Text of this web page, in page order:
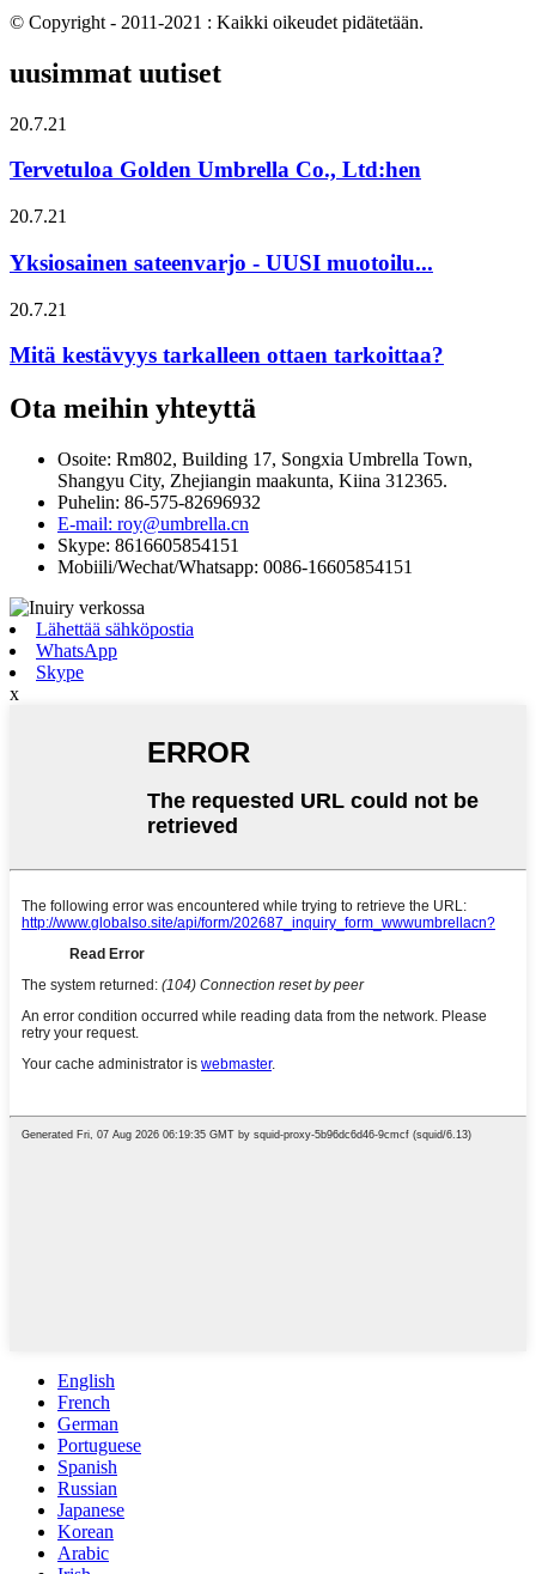
© Copyright - 2011-2021 : Kaikki oikeudet pidätetään.
uusimmat uutiset
20.7.21
Tervetuloa Golden Umbrella Co., Ltd:hen
20.7.21
Yksiosainen sateenvarjo - UUSI muotoilu...
20.7.21
Mitä kestävyys tarkalleen ottaen tarkoittaa?
Ota meihin yhteyttä
Osoite: Rm802, Building 17, Songxia Umbrella Town,
Shangyu City, Zhejiangin maakunta, Kiina 312365.
Puhelin: 86-575-82696932
E-mail: roy@umbrella.cn
Skype: 8616605854151
Mobiili/Wechat/Whatsapp: 0086-16605854151
Lähettää sähköpostia
WhatsApp
Skype
x
English
French
German
Portuguese
Spanish
Russian
Japanese
Korean
Arabic